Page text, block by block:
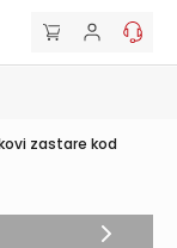
zastare kod